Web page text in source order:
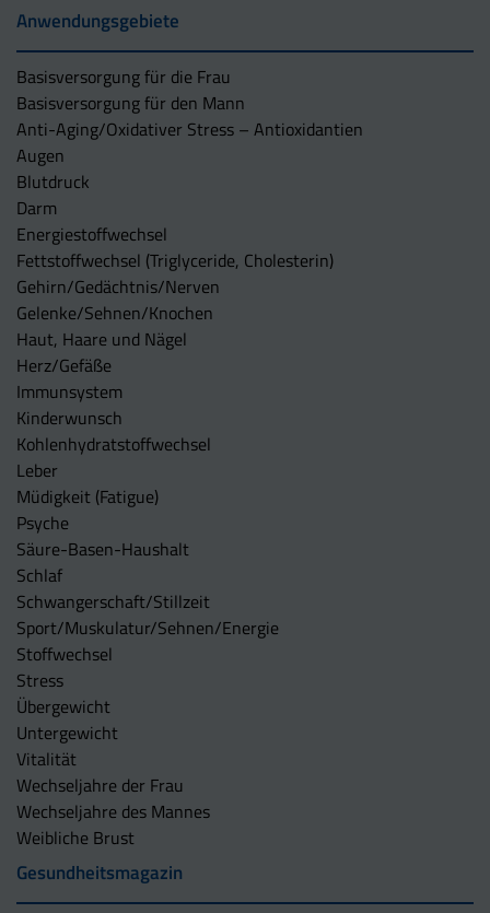
Anwendungsgebiete
Basisversorgung für die Frau
Basisversorgung für den Mann
Anti-Aging/Oxidativer Stress – Antioxidantien
Augen
Blutdruck
Darm
Energiestoffwechsel
Fettstoffwechsel (Triglyceride, Cholesterin)
Gehirn/Gedächtnis/Nerven
Gelenke/Sehnen/Knochen
Haut, Haare und Nägel
Herz/Gefäße
Immunsystem
Kinderwunsch
Kohlenhydratstoffwechsel
Leber
Müdigkeit (Fatigue)
Psyche
Säure-Basen-Haushalt
Schlaf
Schwangerschaft/Stillzeit
Sport/Muskulatur/Sehnen/Energie
Stoffwechsel
Stress
Übergewicht
Untergewicht
Vitalität
Wechseljahre der Frau
Wechseljahre des Mannes
Weibliche Brust
Gesundheitsmagazin